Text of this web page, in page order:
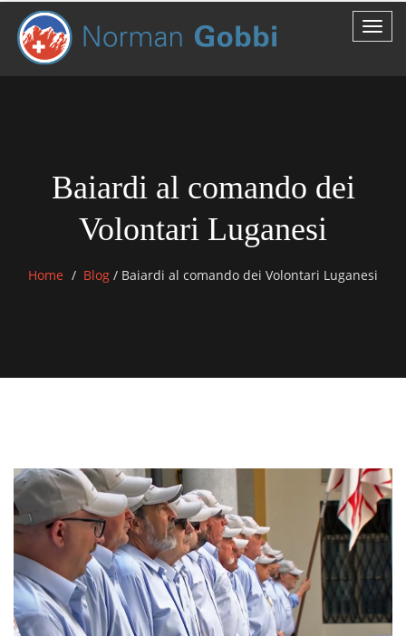
Baiardi al comando dei
Volontari Luganesi
Home Blog / Baiardi al comando dei Volontari Luganesi